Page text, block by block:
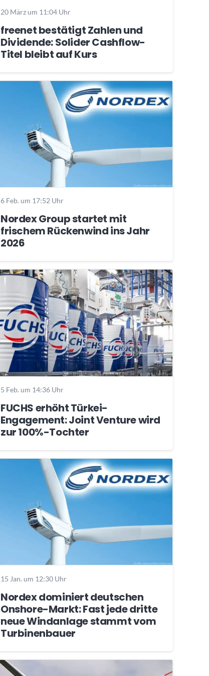
20 März um 11:04 Uhr
freenet bestätigt Zahlen und
Dividende: Solider Cashflow-
Titel bleibt auf Kurs
6 Feb. um 17:52 Uhr
Nordex Group startet mit
frischem Rückenwind ins Jahr
2026
5 Feb. um 14:36 Uhr
FUCHS erhöht Türkei-
Engagement: Joint Venture wird
zur 100%-Tochter
15 Jan. um 12:30 Uhr
Nordex dominiert deutschen
Onshore-Markt: Fast jede dritte
neue Windanlage stammt vom
Turbinenbauer